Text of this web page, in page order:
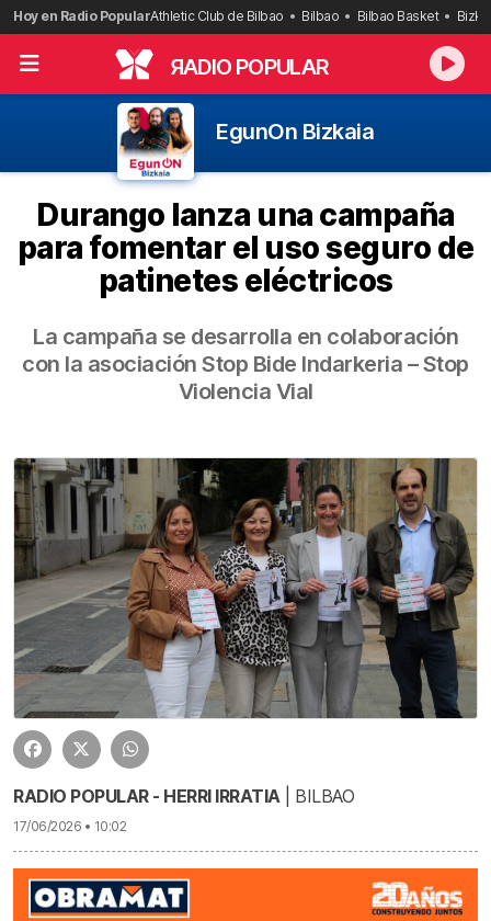
Saltar
al
contenido
Hoy en Radio PopularAthletic Club de Bilbao Bilbao Bilbao Basket
RADIO POPULAR
EgunOn Bizkaia
Durango lanza una campaña
para fomentar el uso seguro de
patinetes eléctricos
La campaña se desarrolla en colaboración
con la asociación Stop Bide Indarkeria – Stop
Violencia Vial
RADIO POPULAR - HERRI IRRATIA| BILBAO
17/06/2026 • 10:02